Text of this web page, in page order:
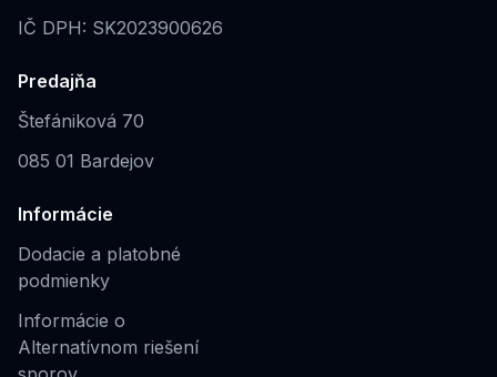
IČ DPH: SK2023900626
Predajňa
Štefániková 70
085 01 Bardejov
Informácie
Dodacie a platobné
podmienky
Informácie o
Alternatívnom riešení